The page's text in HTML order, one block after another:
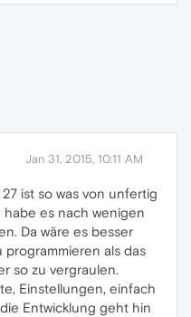
Jan 31, 2015, 10:11 AM
ist so was von unfertig
habe es nach wenigen
Da wäre es besser
als das
so zu vergraulen.
Einstellungen, einfach
Entwicklung geht hin